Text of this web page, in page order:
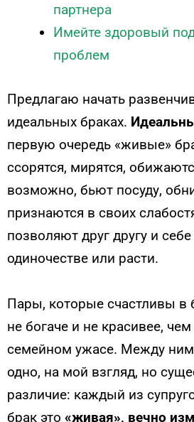
партнера
Имейте здоровый
проблем
Предлагаю начать
идеальных браках.
первую очередь «живые»
ссорятся, мирятся,
возможно, бьют посуду,
признаются в своих
позволяют друг другу и
одиночестве или расти.
Пары, которые счастливы в
не богаче и не красивее,
семейном ужасе. Между
одно, на мой взгляд, но
различие: каждый из
брак это «живая», вечно